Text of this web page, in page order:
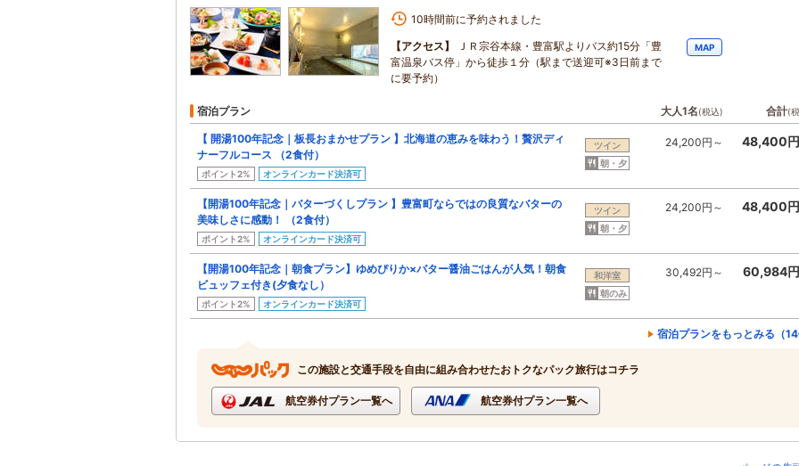
10時間前に予約されました
【アクセス】
ＪＲ宗谷本線・豊富駅よりバス約15分「豊
富温泉バス停」から徒歩１分（駅まで送迎可※3日前まで
に要予約）
MAP
宿泊プラン 大人1名(税込) 合計(
【 開湯100年記念｜板長おまかせプラン 】北海道の恵みを味わう！贅沢ディ
ナーフルコース （2食付）
ポイント2% オンラインカード決済可
ツイン
朝・夕
24,200円～ 48,400
【開湯100年記念｜バターづくしプラン 】豊富町ならではの良質なバターの
美味しさに感動！ （2食付）
ポイント2% オンラインカード決済可
ツイン
朝・夕
24,200円～ 48,400
【開湯100年記念｜朝食プラン】ゆめぴりか×バター醤油ごはんが人気！朝食
ビュッフェ付き(夕食なし）
ポイント2% オンラインカード決済可
和洋室
朝のみ
30,492円～ 60,984
宿泊プランをもっとみる（14
この施設と交通手段を自由に組み合わせたおトクなパック旅行はコチラ
航空券付プラン一覧へ 航空券付プラン一覧へ